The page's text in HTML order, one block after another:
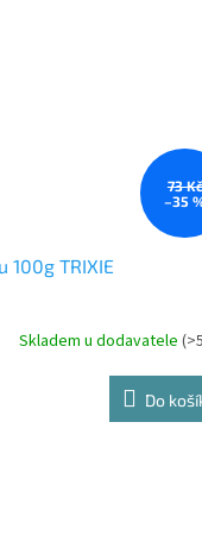
73 Kč
–35
100g TRIXIE
Skladem u dodavatele
Do